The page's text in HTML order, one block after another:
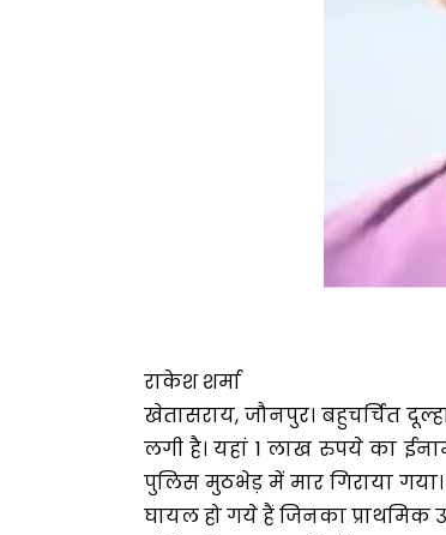
राकेश शर्मा
खेतासराय, जौनपुर। बहुचर्चित
लगी है। यहां 1 लाख रुपये का
पुलिस मुठभेड़ में मार गिराया
घायल हो गये हैं जिनका प्राथमिक